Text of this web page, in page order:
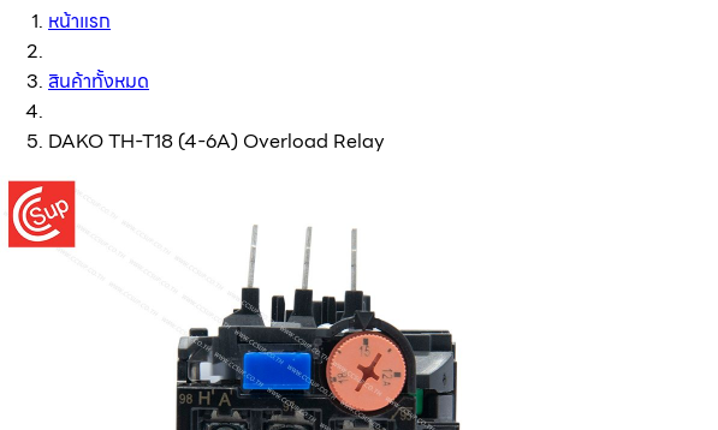
หน้าแรก
สินค้าทั้งหมด
DAKO TH-T18 (4-6A) Overload Relay